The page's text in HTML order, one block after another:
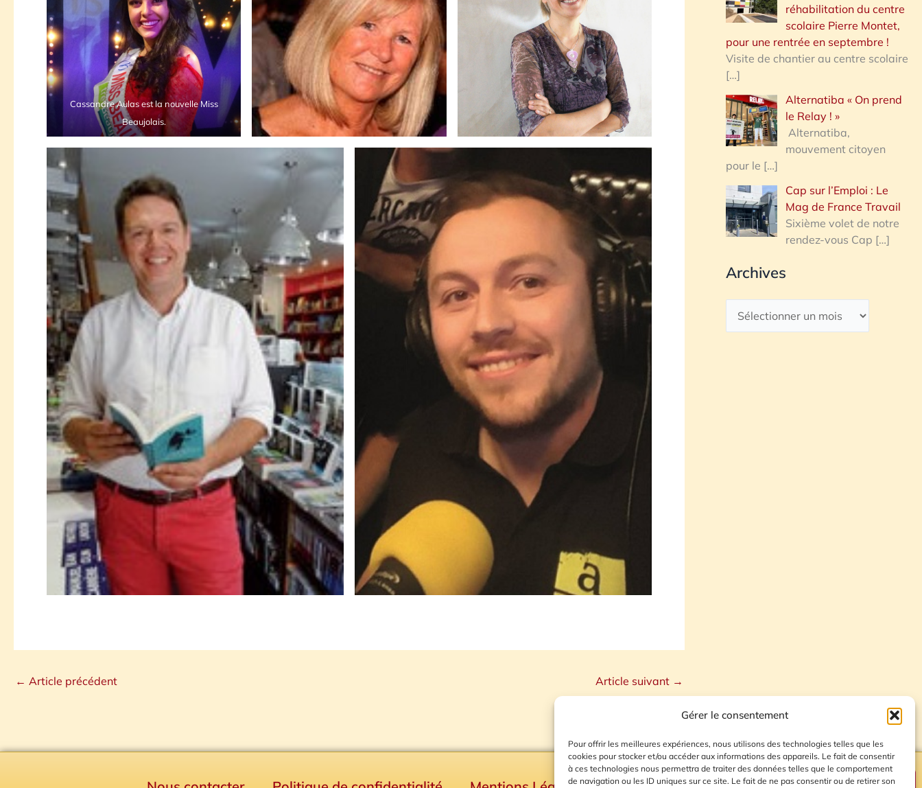
Gérer le consentement
Pour offrir les meilleures expériences, nous utilisons des technologies telles que les
cookies pour stocker et/ou accéder aux informations des appareils. Le fait de consentir
à ces technologies nous permettra de traiter des données telles que le comportement
de navigation ou les ID uniques sur ce site. Le fait de ne pas consentir ou de retirer son
Cassandre Aulas est la nouvelle Miss
Beaujolais.
← Article précédent Article suivant →
réhabilitation du centre
scolaire Pierre Montet,
pour une rentrée en septembre !
Visite de chantier au centre scolaire
[…]
Alternatiba « On prend
le Relay ! »
Alternatiba,
mouvement citoyen
pour le […]
Cap sur l’Emploi : Le
Mag de France Travail
Sixième volet de notre
rendez-vous Cap […]
Archives